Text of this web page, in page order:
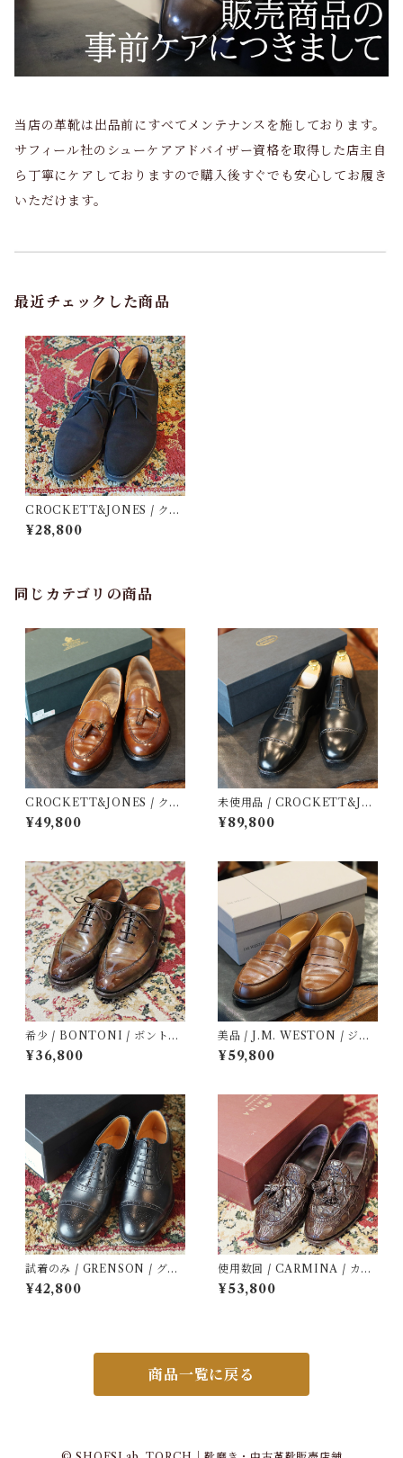
当店の革靴は出品前にすべてメンテナンスを施しております。
サフィール社のシューケアアドバイザー資格を取得した店主自
ら丁寧にケアしておりますので購入後すぐでも安心してお履き
いただけます。
最近チェックした商品
CROCKETT&JONES / クロ
ケット＆ジョーンズ / EVESH
AM / BARNEYS NEWYOR
¥28,800
同じカテゴリの商品
CROCKETT&JONES / クロ
ケット＆ジョーンズ / CAVEN
DISH3 / ローファー / 定価12.
¥49,800
未使用品 / CROCKETT&JO
NES / クロケット＆ジョーン
ズ / BELGRAVE3 / ハンドグ
¥89,800
希少 / BONTONI / ボントー
ニ / パティーヌ / ホールカッ
ト / 中古 / 革靴 / 40 1/2
¥36,800
美品 / J.M. WESTON / ジェ
イエムウエストン / 180 / ロー
ファー / 中古 / 革靴 / ５ D
¥59,800
試着のみ / GRENSON / グレ
ンソン / OXFORD / 22352 /
定価9.9万円 / 革靴 / 中古 / 6
¥42,800
使用数回 / CARMINA / カル
ミナ / 80517 / クロコダイル /
定価17.8万 / 革靴 / 中古 / 8
¥53,800
商品一覧に戻る